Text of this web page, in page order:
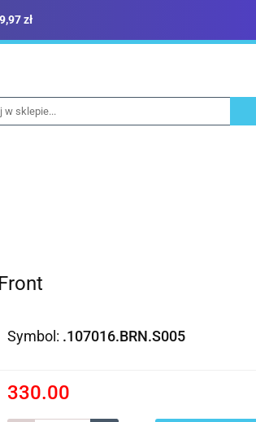
zł
Symbol: .107016.BRN.S005
330.00